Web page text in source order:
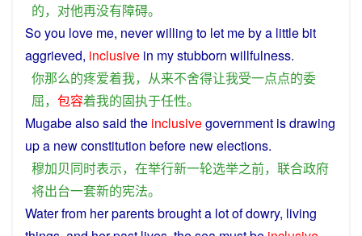
的， 对他再没有障碍。
Soyou love me, neverwilling to let mebya littlebit
aggrieved, inclusive in mystubborn willfulness.
你那么的疼爱着我， 从来不舍得让我受一点点的委
屈， 包容着我的固执于任性。
Mugabealsosaid the inclusivegovernment isdrawing
upa newconstitution before newelections.
穆加贝同时表示， 在举行新一轮选举之前， 联合政府
将出台一套新的宪法。
Waterfrom herparentsbroughta lot ofdowry, living